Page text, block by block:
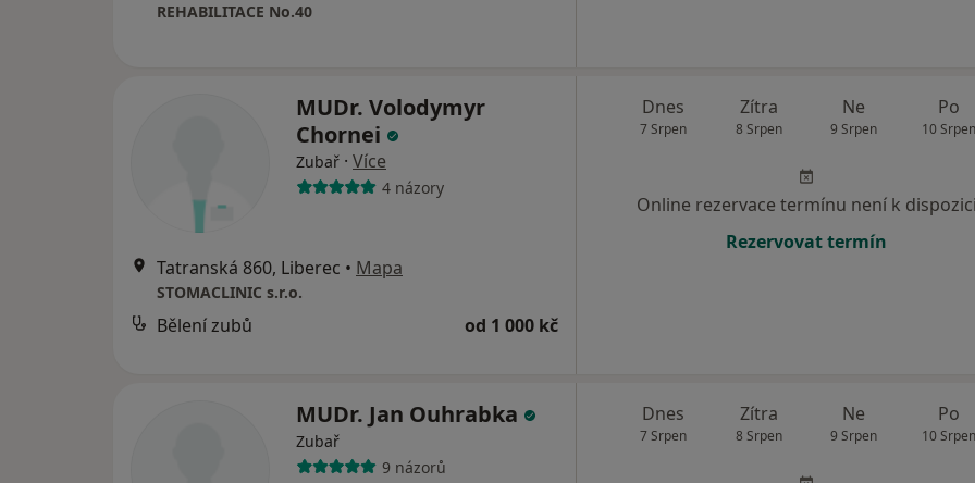
REHABILITACE No.40
MUDr. Volodymyr
Chornei
Zubař · Více
4 názory
Tatranská 860, Liberec • Mapa
STOMACLINIC s.r.o.
Bělení zubů od 1 000 kč
Dnes
7 Srpen
Zítra
8 Srpen
Ne
9 Srpen
Po
10 Srpen
Online rezervace termínu není k dispozici
Rezervovat termín
MUDr. Jan Ouhrabka
Zubař
9 názorů
Dnes
7 Srpen
Zítra
8 Srpen
Ne
9 Srpen
Po
10 Srpen